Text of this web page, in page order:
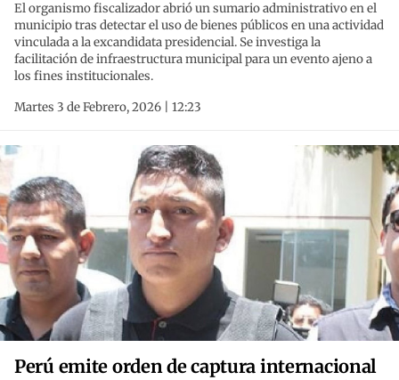
El organismo fiscalizador abrió un sumario administrativo en el
municipio tras detectar el uso de bienes públicos en una actividad
vinculada a la excandidata presidencial. Se investiga la
facilitación de infraestructura municipal para un evento ajeno a
los fines institucionales.
Martes 3 de Febrero, 2026 | 12:23
Perú emite orden de captura internacional